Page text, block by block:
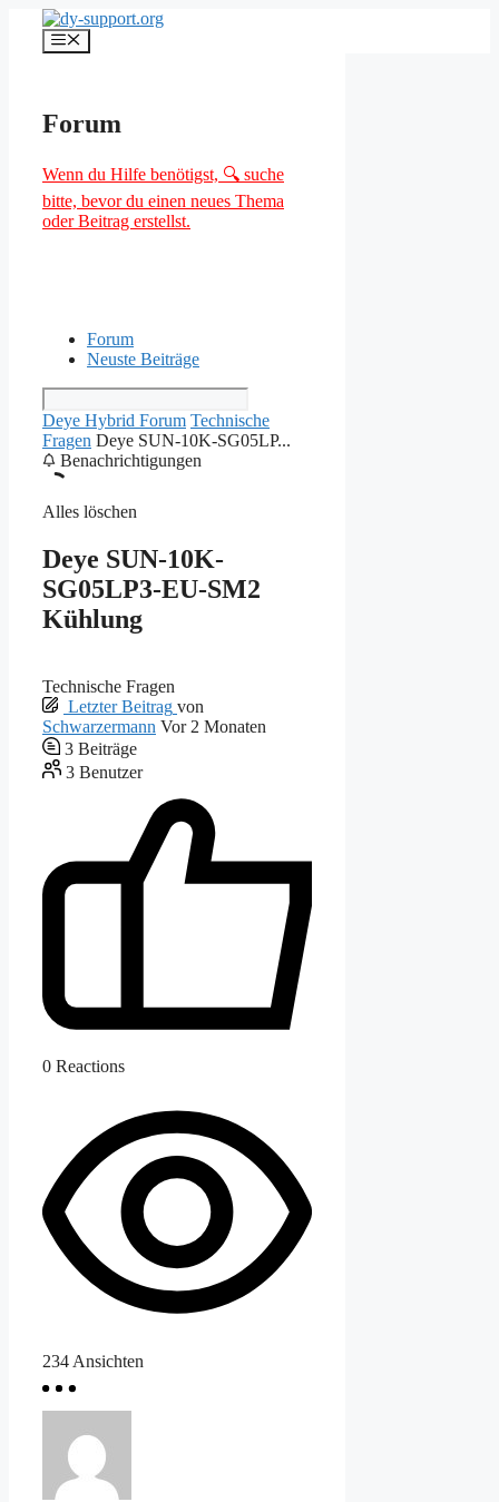
Inhalt
springen
Menü
Forum
Wenn du Hilfe benötigst, 🔍 suche
bitte, bevor du einen neues Thema
oder Beitrag erstellst.
Forum
Neuste Beiträge
Deye Hybrid Forum Technische
Fragen Deye SUN-10K-SG05LP...
Benachrichtigungen
Alles löschen
Deye SUN-10K-
SG05LP3-EU-SM2
Kühlung
Technische Fragen
Letzter Beitrag von
Schwarzermann Vor 2 Monaten
3 Beiträge
3 Benutzer
0 Reactions
234 Ansichten